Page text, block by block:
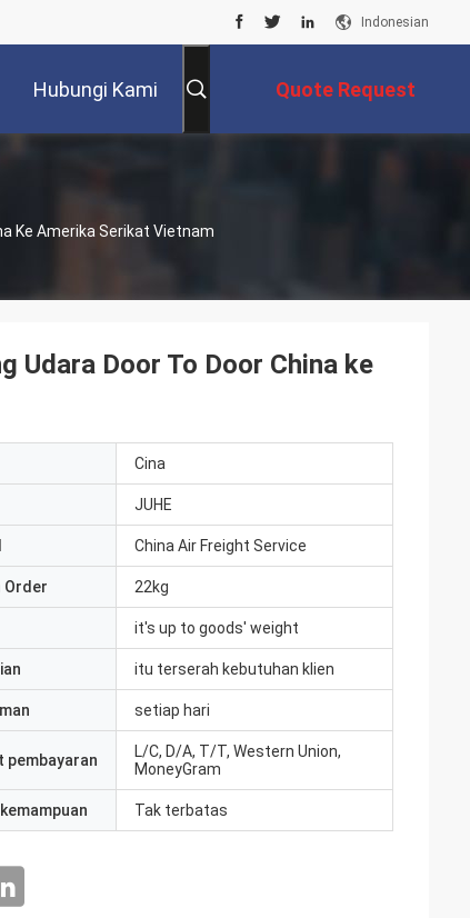
Indonesian
Hubungi Kami Quote Request
Ke Amerika Serikat Vietnam
Udara Door To Door China ke
Cina
JUHE
China Air Freight Service
Order 22kg
it's up to goods' weight
itu terserah kebutuhan klien
setiap hari
pembayaran
L/C, D/A, T/T, Western Union,
MoneyGram
Tak terbatas